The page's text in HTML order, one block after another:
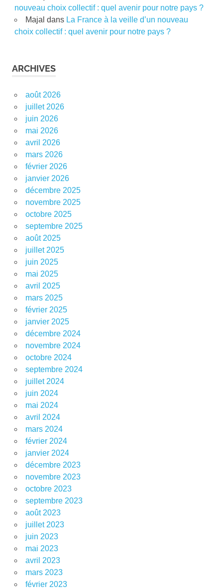
nouveau choix collectif : quel avenir pour notre pays ?
Majal dans La France à la veille d’un nouveau
choix collectif : quel avenir pour notre pays ?
ARCHIVES
août 2026
juillet 2026
juin 2026
mai 2026
avril 2026
mars 2026
février 2026
janvier 2026
décembre 2025
novembre 2025
octobre 2025
septembre 2025
août 2025
juillet 2025
juin 2025
mai 2025
avril 2025
mars 2025
février 2025
janvier 2025
décembre 2024
novembre 2024
octobre 2024
septembre 2024
juillet 2024
juin 2024
mai 2024
avril 2024
mars 2024
février 2024
janvier 2024
décembre 2023
novembre 2023
octobre 2023
septembre 2023
août 2023
juillet 2023
juin 2023
mai 2023
avril 2023
mars 2023
février 2023